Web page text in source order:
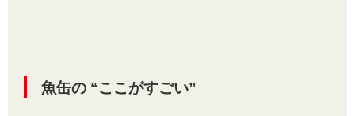
魚缶の “ここがすごい”